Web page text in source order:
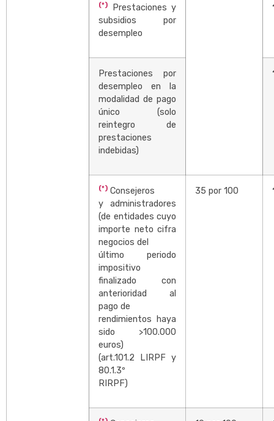
(*)
Prestaciones y
subsidios por
desempleo
Prestaciones por
desempleo en la
modalidad de pago
único (solo
reintegro de
prestaciones
indebidas)
(*) Consejeros
y administradores
(de entidades cuyo
importe neto cifra
negocios del
último periodo
impositivo
finalizado con
anterioridad al
pago de
rendimientos haya
sido >100.000
euros)
(art.101.2 LIRPF y
80.1.3º
RIRPF)
35 por 100